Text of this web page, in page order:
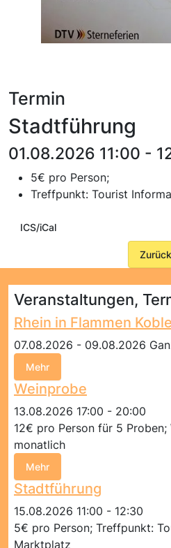
Termin
Stadtführung
01.08.2026 11:00 -
5€ pro Person;
Treffpunkt: Tourist
ICS/iCal
Zurück
Veranstaltungen,
Rhein in Flammen
07.08.2026 - 09.08.2026
Mehr
Weinprobe
13.08.2026 17:00 - 20:00
12€ pro Person für 5 Proben;
monatlich
Mehr
Stadtführung
15.08.2026 11:00 - 12:30
5€ pro Person; Treffpunkt:
Marktplatz